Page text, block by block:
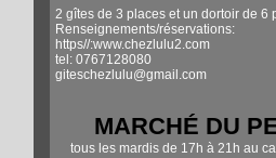
2 gîtes de 3 places et un dortoir de 6
Renseignements/réservations:
https//:www.chezlulu2.com
tel: 0767128080
giteschezlulu@gmail.com
MARCHÉ DU
tous les mardis de 17h à 21h au